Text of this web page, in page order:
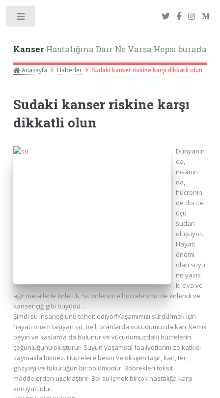
KanserHastalığına Dair Ne Varsa Hepsi burada
Anasayfa Haberler Sudaki kanser riskine karşı dikkatli olun
Sudaki kanser riskine karşı
dikkatli olun
Dünyanın
da,
insanın
da,
hücrenin
de dörtte
üçü
sudan
oluşuyor.
Hayati
önemi
olan suyu
ne yazık
ki civa ve
ağır metallerle kirlettik. Su kirlenince hücrelerimiz de kirlendi ve
kanser çığ gibi büyüdü…
Şimdi su insanoğlunu tehdit ediyor!Yaşamımızı sürdürmek için
hayati önem taşıyan su, belli oranlarda vücudumuzda kan, kemik
beyin ve kaslarda da bulunur ve vücudumuzdaki hücrelerin
çoğunluğunu oluşturur. Suyun yaşamsal faaliyetlerimize katkısı
saymakla bitmez. Hücrelere besin ve oksijen taşır, kan, ter,
gözyaşı ve tükürüğün bir bölümüdür. Böbrekleri toksit
maddelerden uzaklaştırır. Bol su içmek birçok hastalığa karşı
koruyucudur.